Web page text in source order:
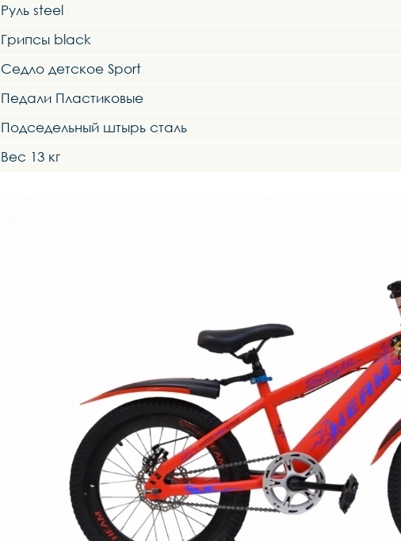
Руль steel
Грипсы black
Седло детское Sport
Педали Пластиковые
Подседельный штырь сталь
Вес 13 кг